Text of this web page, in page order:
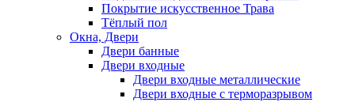
Покрытие искусственное Трава
Тёплый пол
Окна, Двери
Двери банные
Двери входные
Двери входные металлические
Двери входные с терморазрывом